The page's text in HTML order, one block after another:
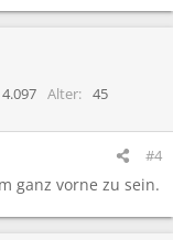
4.097 Alter
45
#4
ganz vorne zu sein.